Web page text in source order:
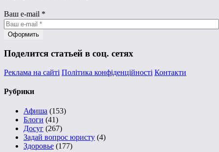
Ваш e-mail *
Поделится статьей в соц. сетях
Реклама на сайті Політика конфіденційності Контакти
Рубрики
Афиша (153)
Блоги (41)
Досуг (267)
Задай вопрос юристу (4)
Здоровье (177)